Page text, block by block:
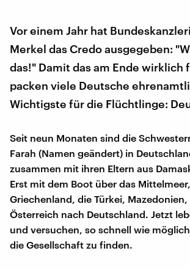
Vor einem Jahr hat
Merkel das Credo ausgegeben:
das!" Damit das am Ende
packen viele Deutsche
Wichtigste für die Flüchtlinge:
Seit neun Monaten sind die
Farah (Namen geändert) in
zusammen mit ihren Eltern aus
Erst mit dem Boot über das
Griechenland, die Türkei,
Österreich nach Deutschland. Jetzt
und versuchen, so schnell wie
die Gesellschaft zu finden.